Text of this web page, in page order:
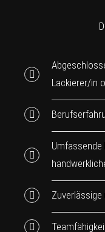
Lackierer/in
Umfassende